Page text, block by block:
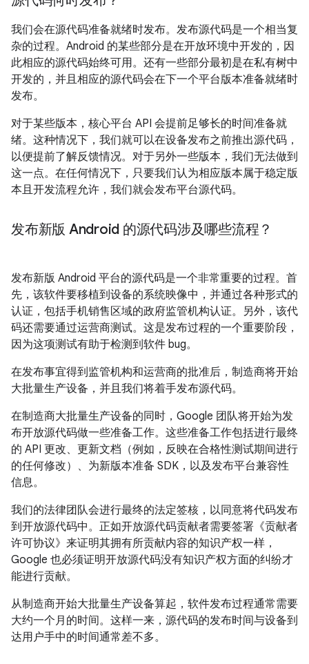
我们会在源代码准备就绪时发布。发布源代码是一个相当复
杂的过程。Android 的某些部分是在开放环境中开发的，因
此相应的源代码始终可用。还有一些部分最初是在私有树中
开发的，并且相应的源代码会在下一个平台版本准备就绪时
发布。
对于某些版本，核心平台 API 会提前足够长的时间准备就
绪。这种情况下，我们就可以在设备发布之前推出源代码，
以便提前了解反馈情况。对于另外一些版本，我们无法做到
这一点。在任何情况下，只要我们认为相应版本属于稳定版
本且开发流程允许，我们就会发布平台源代码。
发布新版 Android 的源代码涉及哪些流程？
发布新版 Android 平台的源代码是一个非常重要的过程。首
先，该软件要移植到设备的系统映像中，并通过各种形式的
认证，包括手机销售区域的政府监管机构认证。另外，该代
码还需要通过运营商测试。这是发布过程的一个重要阶段，
因为这项测试有助于检测到软件 bug。
在发布事宜得到监管机构和运营商的批准后，制造商将开始
大批量生产设备，并且我们将着手发布源代码。
在制造商大批量生产设备的同时，Google 团队将开始为发
布开放源代码做一些准备工作。这些准备工作包括进行最终
的 API 更改、更新文档（例如，反映在合格性测试期间进行
的任何修改）、为新版本准备 SDK，以及发布平台兼容性
信息。
我们的法律团队会进行最终的法定签核，以同意将代码发布
到开放源代码中。正如开放源代码贡献者需要签署《贡献者
许可协议》来证明其拥有所贡献内容的知识产权一样，
Google 也必须证明开放源代码没有知识产权方面的纠纷才
能进行贡献。
从制造商开始大批量生产设备算起，软件发布过程通常需要
大约一个月的时间。这样一来，源代码的发布时间与设备到
达用户手中的时间通常差不多。